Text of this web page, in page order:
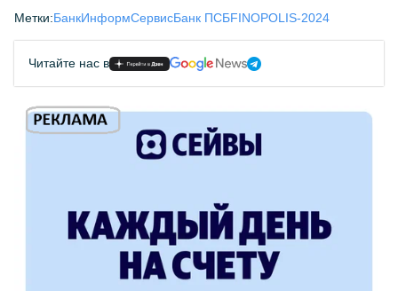
Метки:БанкИнформСервисБанк ПСБFINOPOLIS-2024
Читайте нас в